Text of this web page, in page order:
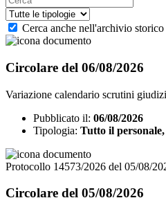
Cerca anche nell'archivio storico
Circolare del 06/08/2026
Variazione calendario scrutini
Pubblicato il: 06/08/2026
Tipologia: Tutto il
Protocollo 14573/2026 del 05/08/
Circolare del 05/08/2026